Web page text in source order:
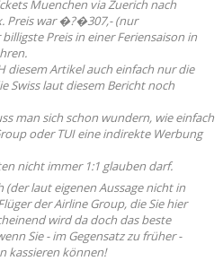
Muenchen via Zuerich nach
Preis war �?�307,- (nur
Preis in einer Feriensaison in
diesem Artikel auch einfach nur die
Swiss laut diesem Bericht noch
man sich schon wundern, wie einfach
oder TUI eine indirekte Werbung
nicht immer 1:1 glauben darf.
(der laut eigenen Aussage nicht in
der Airline Group, die Sie hier
wird da doch das beste
Sie - im Gegensatz zu früher -
kassieren können!